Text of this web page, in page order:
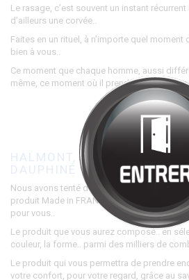
Bienvenue chez
HALMONT
Cliquez pour entrer